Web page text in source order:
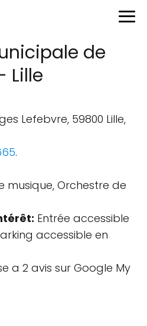
de
Lille
Lefebvre, 59800 Lille,
.
musique, Orchestre de
Entrée accessible
accessible en
a 2 avis sur Google My